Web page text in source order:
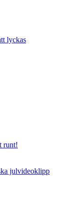
lyckas
runt!
julvideoklipp